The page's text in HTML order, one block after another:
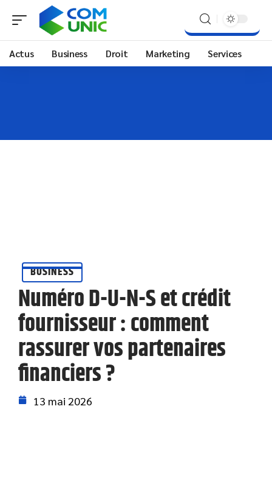
Actus Business Droit Marketing Services
BUSINESS
Numéro D-U-N-S et crédit
fournisseur : comment
rassurer vos partenaires
financiers ?
13 mai 2026